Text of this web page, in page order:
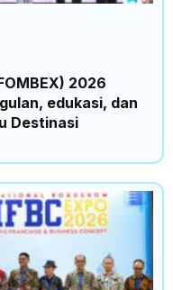
2026
edukasi, dan
Destinasi